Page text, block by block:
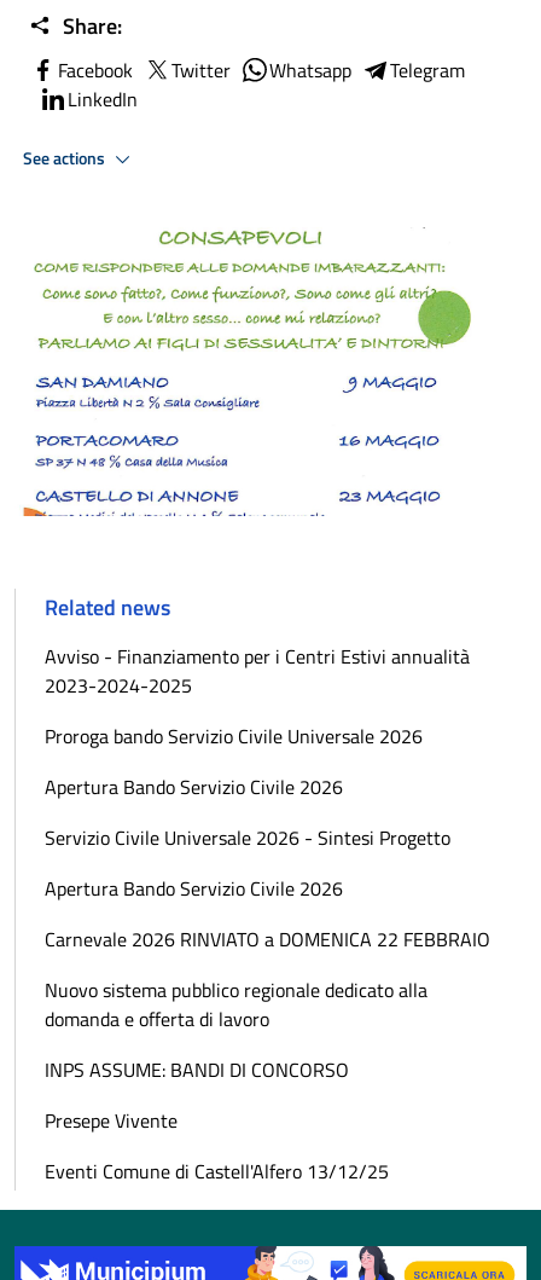
Share:
Facebook Twitter Whatsapp
Telegram
LinkedIn
See actions
Related news
Avviso - Finanziamento per i Centri Estivi annualità
2023-2024-2025
Proroga bando Servizio Civile Universale 2026
Apertura Bando Servizio Civile 2026
Servizio Civile Universale 2026 - Sintesi Progetto
Apertura Bando Servizio Civile 2026
Carnevale 2026 RINVIATO a DOMENICA 22 FEBBRAIO
Nuovo sistema pubblico regionale dedicato alla
domanda e offerta di lavoro
INPS ASSUME: BANDI DI CONCORSO
Presepe Vivente
Eventi Comune di Castell'Alfero 13/12/25